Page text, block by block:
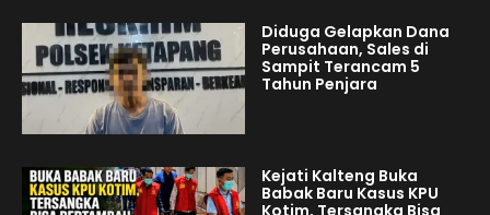
Diduga Gelapkan Dana
Perusahaan, Sales di
Sampit Terancam 5
Tahun Penjara
Kejati Kalteng Buka
Babak Baru Kasus KPU